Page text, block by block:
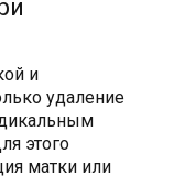
и
удаление
этого
матки или